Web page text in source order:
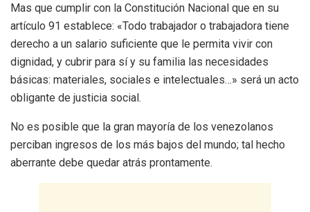
Mas que cumplir con la Constitución Nacional que en su
artículo 91 establece: «Todo trabajador o trabajadora tiene
derecho a un salario suficiente que le permita vivir con
dignidad, y cubrir para sí y su familia las necesidades
básicas: materiales, sociales e intelectuales…» será un acto
obligante de justicia social.
No es posible que la gran mayoría de los venezolanos
perciban ingresos de los más bajos del mundo; tal hecho
aberrante debe quedar atrás prontamente.